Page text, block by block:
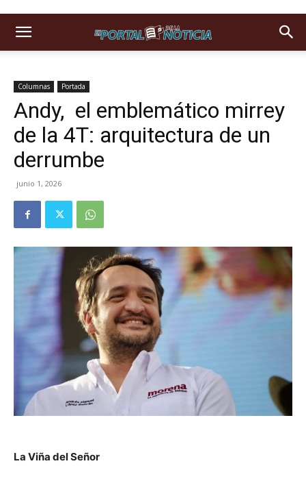
Columnas Portada
Andy, el emblemático mirrey
de la 4T: arquitectura de un
derrumbe
junio 1, 2026
La Viña del Señor